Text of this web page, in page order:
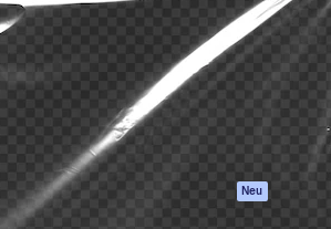
Produkte
Spaces
KI-Assistent
KI-Bildgenerator
KI-Videogenerator
Stimmengenerator
Stock-Inhalte
Loslegen
Academy
Dokumentation
Support
Datenschutzerklärung
Neu
Cookie-Richtlinie